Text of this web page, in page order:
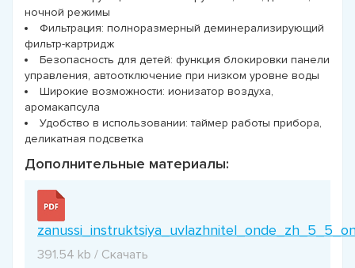
ночной режимы
Фильтрация: полноразмерный деминерализирующий
фильтр-картридж
Безопасность для детей: функция блокировки панели
управления, автоотключение при низком уровне воды
Широкие возможности: ионизатор воздуха,
аромакапсула
Удобство в использовании: таймер работы прибора,
деликатная подсветка
Дополнительные материалы:
391.54 kb / Скачать